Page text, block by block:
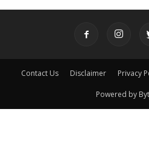
Contact Us Disclaimer Privacy
Powered by